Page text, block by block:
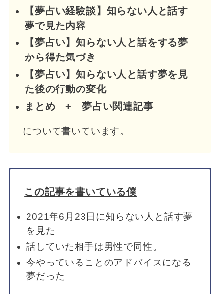
【夢占い経験談】知らない人と話す
夢で見た内容
【夢占い】知らない人と話をする夢
から得た気づき
【夢占い】知らない人と話す夢を見
た後の行動の変化
まとめ + 夢占い関連記事
について書いています。
この記事を書いている僕
2021年6月23日に知らない人と話す夢
を見た
話していた相手は男性で同性。
今やっていることのアドバイスになる
夢だった